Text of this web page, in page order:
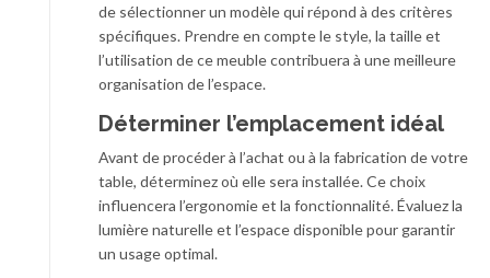
de sélectionner un modèle qui répond à des critères
spécifiques. Prendre en compte le style, la taille et
l’utilisation de ce meuble contribuera à une meilleure
organisation de l’espace.
Déterminer l’emplacement idéal
Avant de procéder à l’achat ou à la fabrication de votre
table, déterminez où elle sera installée. Ce choix
influencera l’ergonomie et la fonctionnalité. Évaluez la
lumière naturelle et l’espace disponible pour garantir
un usage optimal.